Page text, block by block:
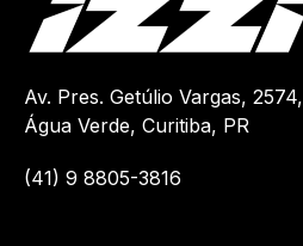
Av. Pres. Getúlio Vargas, 2574,
Água Verde, Curitiba, PR
(41) 9 8805-3816